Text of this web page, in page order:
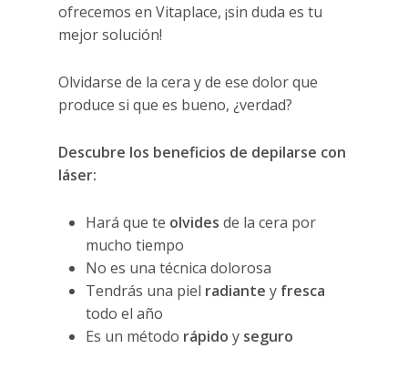
ofrecemos en Vitaplace, ¡sin duda es tu
mejor solución!
Olvidarse de la cera y de ese dolor que
produce si que es bueno, ¿verdad?
Descubre los beneficios de depilarse con
láser:
Hará que te olvides de la cera por
mucho tiempo
No es una técnica dolorosa
Tendrás una piel radiante y fresca
todo el año
Es un método rápido y seguro